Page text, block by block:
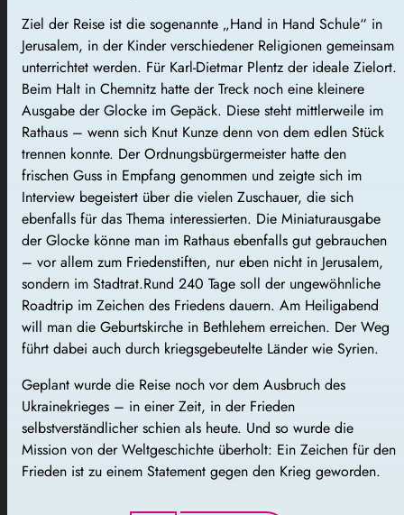
Ziel der Reise ist die sogenannte „Hand in Hand Schule“ in
Jerusalem, in der Kinder verschiedener Religionen gemeinsam
unterrichtet werden. Für Karl-Dietmar Plentz der ideale Zielort.
Beim Halt in Chemnitz hatte der Treck noch eine kleinere
Ausgabe der Glocke im Gepäck. Diese steht mittlerweile im
Rathaus – wenn sich Knut Kunze denn von dem edlen Stück
trennen konnte. Der Ordnungsbürgermeister hatte den
frischen Guss in Empfang genommen und zeigte sich im
Interview begeistert über die vielen Zuschauer, die sich
ebenfalls für das Thema interessierten. Die Miniaturausgabe
der Glocke könne man im Rathaus ebenfalls gut gebrauchen
– vor allem zum Friedenstiften, nur eben nicht in Jerusalem,
sondern im Stadtrat.Rund 240 Tage soll der ungewöhnliche
Roadtrip im Zeichen des Friedens dauern. Am Heiligabend
will man die Geburtskirche in Bethlehem erreichen. Der Weg
führt dabei auch durch kriegsgebeutelte Länder wie Syrien.
Geplant wurde die Reise noch vor dem Ausbruch des
Ukrainekrieges – in einer Zeit, in der Frieden
selbstverständlicher schien als heute. Und so wurde die
Mission von der Weltgeschichte überholt: Ein Zeichen für den
Frieden ist zu einem Statement gegen den Krieg geworden.